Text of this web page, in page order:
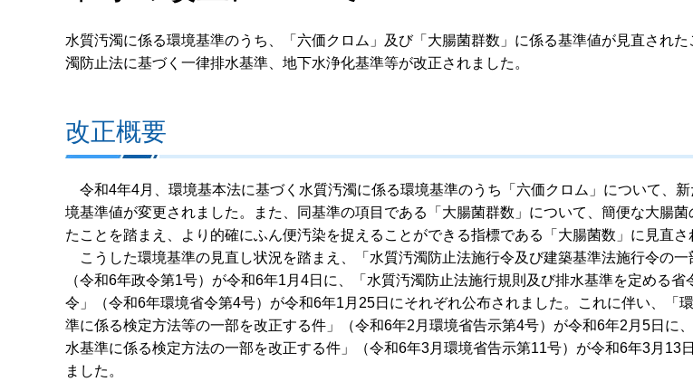
水質汚濁に係る環境基準のうち、「六価クロム」及び「大腸菌群数」に係る基準値が見直され
濁防止法に基づく一律排水基準、地下水浄化基準等が改正されました。
改正概要
令和4年4月、環境基本法に基づく水質汚濁に係る環境基準のうち「六価クロム」について、
境基準値が変更されました。また、同基準の項目である「大腸菌群数」について、簡便な大腸
たことを踏まえ、より的確にふん便汚染を捉えることができる指標である「大腸菌数」に見直さ
こうした環境基準の見直し状況を踏まえ、「水質汚濁防止法施行令及び建築基準法施行令の一
（令和6年政令第1号）が令和6年1月4日に、「水質汚濁防止法施行規則及び排水基準を定める省
令」（令和6年環境省令第4号）が令和6年1月25日にそれぞれ公布されました。これに伴い、「
準に係る検定方法等の一部を改正する件」（令和6年2月環境省告示第4号）が令和6年2月5日に
水基準に係る検定方法の一部を改正する件」（令和6年3月環境省告示第11号）が令和6年3月13
ました。